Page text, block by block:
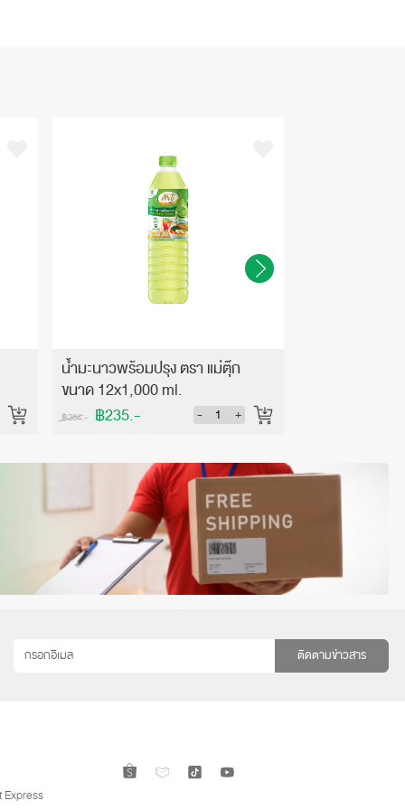
น้ำมะนาวพร้อมปรุง ตรา แม่ตุ๊ก
ขนาด 12x1,000 ml.
฿264.- ฿235.- - +
ติดตามข่าวสาร